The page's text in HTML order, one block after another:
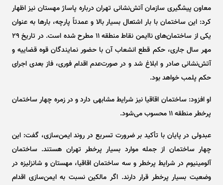
معاون پیشگیری سازمان آتش‌نشانی تهران درباره پاساژ مهستان نیز اظهار
کرد: این ساختمان با بار اشتعال بسیار بالا و عمدتاً پارچه، بار‌ها به عنوان
یکی از ساختمان‌های ناایمن نقاط منطقه ۱۱ مطرح شده است. در تاریخ ۲۹
مهر سال جاری، حکم قطع انشعاب آن با حضور نمایندگان قوه قضاییه و
آتش‌نشانی صادر و ابلاغ شد و در صورت‌عدم اقدام فوری، فاز بعدی اجرای
حکم پلمب خواهد بود.
او افزود: ساختمان اقاقیا نیز شرایط مشابهی دارد و در زمره چهار ساختمان
پرخطر منطقه ۱۱ محسوب می‌شود.
عبدولی در پایان با تأکید بر ضرورت تسریع در روند ایمن‌سازی، گفت: این
چهار ساختمان از جمله موارد بسیار پرخطر تهران هستند. ساختمان
آلومینیوم در شرایط پرخطر و سه ساختمان اقاقیا، مهستان و شانزلیزه در
وضعیت بسیار پرخطر قرار دارند. اگر مالکین نسبت به ایمن‌سازی اقدام